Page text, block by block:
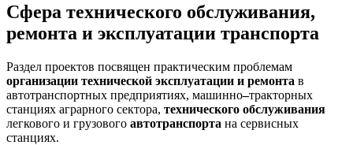
Сфера технического обслуживания,
ремонта и эксплуатации транспорта
Раздел проектов посвящен практическим проблемам
организации технической эксплуатации и ремонта в
автотранспортных предприятиях, машинно–тракторных
станциях аграрного сектора, технического обслуживания
легкового и грузового автотранспорта на сервисных
станциях.